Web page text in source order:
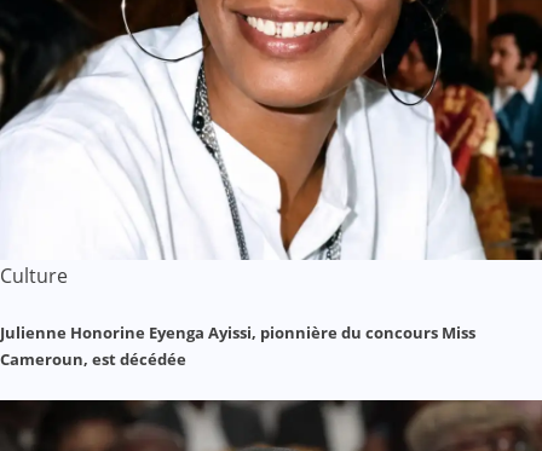
Culture
Julienne Honorine Eyenga Ayissi, pionnière du concours Miss
Cameroun, est décédée